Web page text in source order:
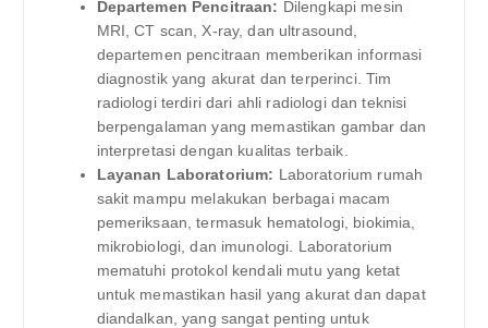
Departemen Pencitraan: Dilengkapi mesin
MRI, CT scan, X-ray, dan ultrasound,
departemen pencitraan memberikan informasi
diagnostik yang akurat dan terperinci. Tim
radiologi terdiri dari ahli radiologi dan teknisi
berpengalaman yang memastikan gambar dan
interpretasi dengan kualitas terbaik.
Layanan Laboratorium: Laboratorium rumah
sakit mampu melakukan berbagai macam
pemeriksaan, termasuk hematologi, biokimia,
mikrobiologi, dan imunologi. Laboratorium
mematuhi protokol kendali mutu yang ketat
untuk memastikan hasil yang akurat dan dapat
diandalkan, yang sangat penting untuk